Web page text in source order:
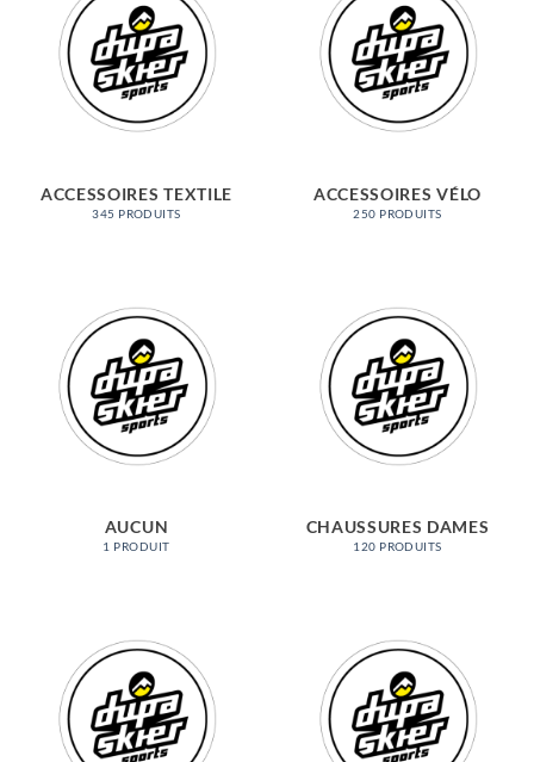
ACCESSOIRES TEXTILE
345 PRODUITS
ACCESSOIRES VÉLO
250 PRODUITS
AUCUN
1 PRODUIT
CHAUSSURES DAMES
120 PRODUITS